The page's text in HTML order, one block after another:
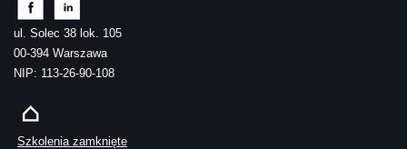
ul. Solec 38 lok. 105
00-394 Warszawa
NIP: 113-26-90-108
Szkolenia zamknięte